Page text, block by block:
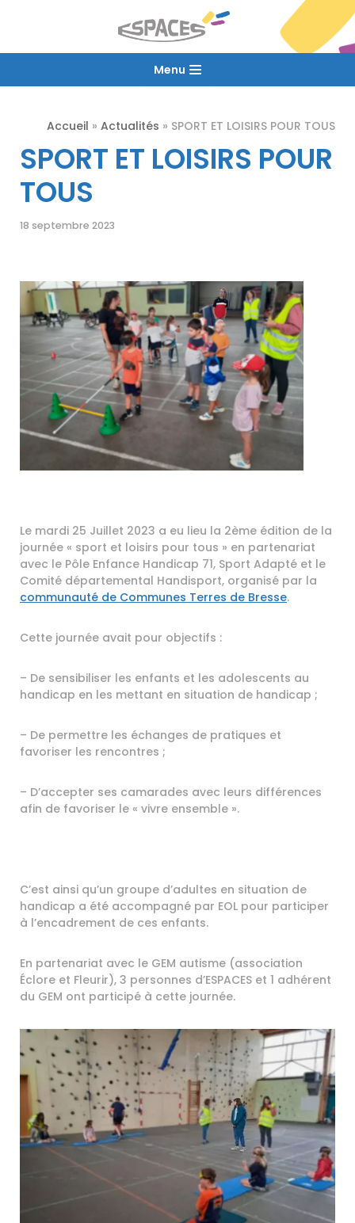
au
Menu
Accueil » Actualités » SPORT ET LOISIRS POUR TOUS
SPORT ET LOISIRS POUR
TOUS
18 septembre 2023
Le mardi 25 Juillet 2023 a eu lieu la 2ème édition de la
journée « sport et loisirs pour tous » en partenariat
avec le Pôle Enfance Handicap 71, Sport Adapté et le
Comité départemental Handisport, organisé par la
communauté de Communes Terres de Bresse.
Cette journée avait pour objectifs :
– De sensibiliser les enfants et les adolescents au
handicap en les mettant en situation de handicap ;
– De permettre les échanges de pratiques et
favoriser les rencontres ;
– D’accepter ses camarades avec leurs différences
afin de favoriser le « vivre ensemble ».
C’est ainsi qu’un groupe d’adultes en situation de
handicap a été accompagné par EOL pour participer
à l’encadrement de ces enfants.
En partenariat avec le GEM autisme (association
Éclore et Fleurir), 3 personnes d’ESPACES et 1 adhérent
du GEM ont participé à cette journée.